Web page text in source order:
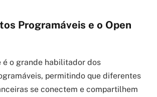
Programáveis e o Open
é o grande habilitador dos
permitindo que diferentes
se conectem e compartilhem